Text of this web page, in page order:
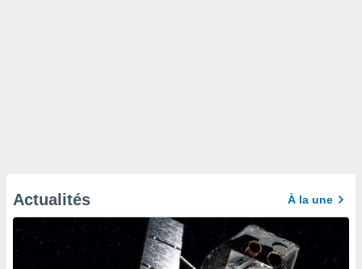
Actualités À la une